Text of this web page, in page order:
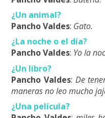
¿Un animal?
Pancho Valdes: Gato.
¿La noche o el día?
Pancho Valdes: Yo la
¿Un libro?
Pancho Valdes: De
maneras no leo mucho
¿Una película?